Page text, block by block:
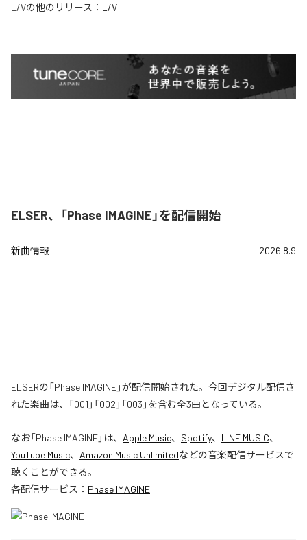
L/Vの他のリリース： L/V
ELSER、「Phase IMAGINE」を配信開始
新曲情報 2026.8.9
ELSERの「Phase IMAGINE」が配信開始された。今回デジタル配信さ
れた楽曲は、「001」「002」「003」を含む全3曲となっている。
なお「Phase IMAGINE」は、 Apple Music、 Spotify、 LINE MUSIC、
YouTube Music、 Amazon Music Unlimitedなどの音楽配信サービスで
聴くことができる。
各配信サービス： Phase IMAGINE